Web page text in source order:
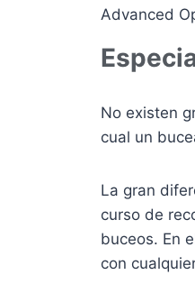
Advanced
No existen
cual un
La gran
curso de
buceos. En
con